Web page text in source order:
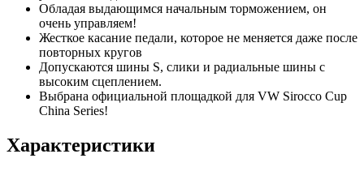
Обладая выдающимся начальным торможением, он
очень управляем!
Жесткое касание педали, которое не меняется даже после
повторных кругов
Допускаются шины S, слики и радиальные шины с
высоким сцеплением.
Выбрана официальной площадкой для VW Sirocco Cup
China Series!
Характеристики